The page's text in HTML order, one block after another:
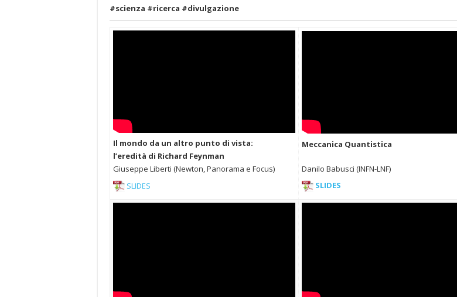
#scienza #ricerca #divulgazione
Il mondo da un altro punto di vista:
l’eredità di Richard Feynman
Giuseppe Liberti (Newton, Panorama e Focus)
SLIDES
Meccanica Quantistica
Danilo Babusci (INFN-LNF)
SLIDES